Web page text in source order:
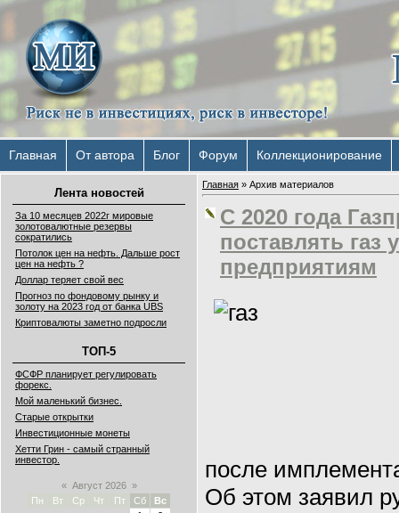
Главная От автора Блог Форум Коллекционирование
Лента новостей
За 10 месяцев 2022г мировые
золотовалютные резервы
сократились
Потолок цен на нефть. Дальше рост
цен на нефть ?
Доллар теряет свой вес
Прогноз по фондовому рынку и
золоту на 2023 год от банка UBS
Криптовалюты заметно подросли
ТОП-5
ФСФР планирует регулировать
форекс.
Мой маленький бизнес.
Старые открытки
Инвестиционные монеты
Хетти Грин - самый странный
инвестор.
« Август 2026 »
Пн
Вт Ср Чт Пт Сб
Вс
Главная » Архив материалов
С 2020 года
поставлять газ
предприятиям
после
Об этом заявил